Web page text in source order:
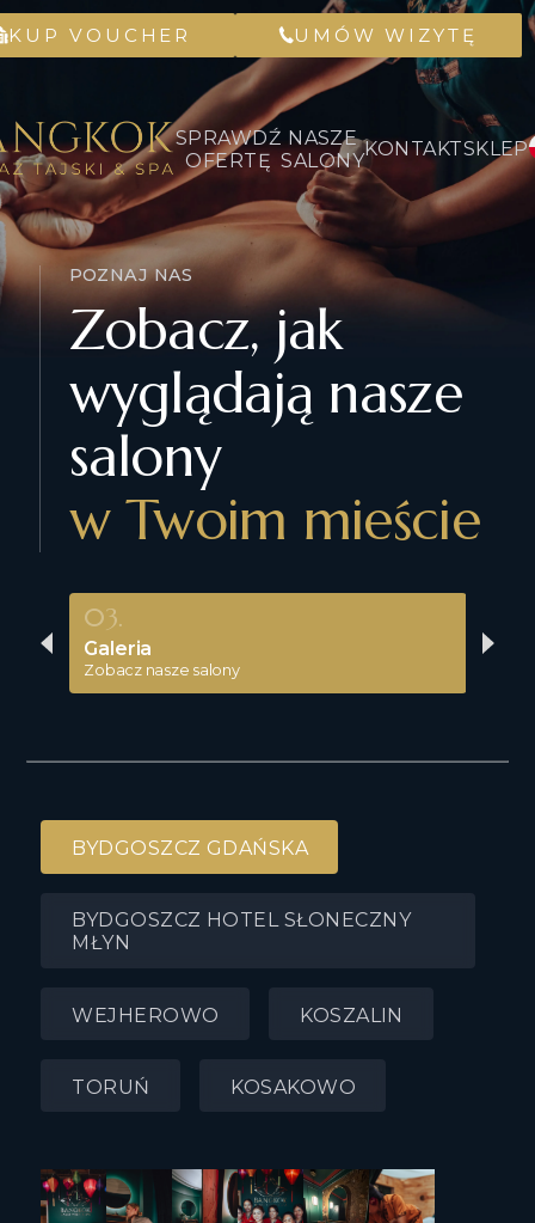
KUP VOUCHER UMÓW WIZYTĘ
SPRAWDŹ
OFERTĘ
NASZE
SALONYKONTAKTSKLEP
POZNAJ NAS
Zobacz, jak
wyglądają nasze
salony
w Twoim mieście
03.
Galeria
Zobacz nasze salony
BYDGOSZCZ GDAŃSKA
BYDGOSZCZ HOTEL SŁONECZNY
MŁYN
WEJHEROWO KOSZALIN
TORUŃ KOSAKOWO